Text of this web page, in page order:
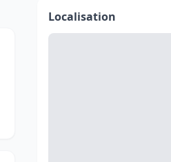
Localisation